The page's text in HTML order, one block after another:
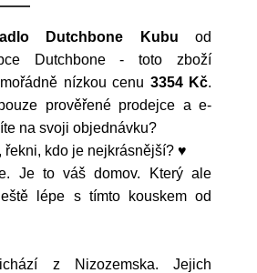
Dutchbone Kubu od
Dutchbone- toto zboží
nízkou cenu 3354 Kč.
prověřené prodejce a e-
na svoji objednávku?
řekni, kdo je nejkrásnější? ♥
Je to váš domov. Který ale
lépe s tímto kouskem od
z Nizozemska. Jejich